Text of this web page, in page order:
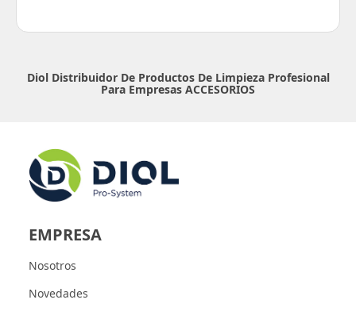
Diol Distribuidor De Productos De Limpieza Profesional
Para Empresas ACCESORIOS
EMPRESA
Nosotros
Novedades